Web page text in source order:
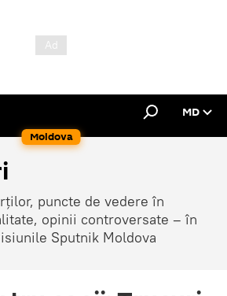
Moldova
MD
puncte de vedere în
opinii controversate – în
Sputnik Moldova